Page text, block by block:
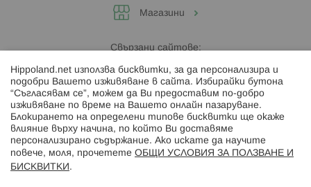
Магазини
Свързани сайтове:
Hippoland.ro
Последвайте ни:
Hippoland.net използва бисквитки, за да персонализира и
подобри Вашето изживяване в сайта. Избирайки бутона
“Съгласявам се”, можем да Ви предоставим по-добро
изживяване по време на Вашето онлайн пазаруване.
Блокирането на определени типове бисквитки ще окаже
влияние върху начина, по който Ви доставяме
персонализирано съдържание. Ако искате да научите
повече, моля, прочетете ОБЩИ УСЛОВИЯ ЗА ПОЛЗВАНЕ И
БИСКВИТКИ .